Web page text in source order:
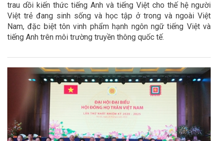
trau dồi kiến thức tiếng Anh và tiếng Việt cho thế hệ người
Việt trẻ đang sinh sống và học tập ở trong và ngoài Việt
Nam, đặc biệt tôn vinh phẩm hạnh ngôn ngữ tiếng Việt và
tiếng Anh trên môi trường truyền thông quốc tế.